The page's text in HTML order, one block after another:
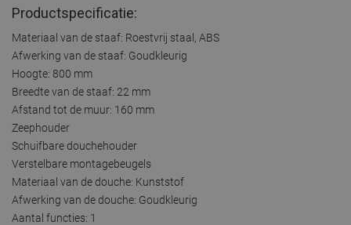
Productspecificatie:
Materiaal van de staaf: Roestvrij staal, ABS
Afwerking van de staaf: Goudkleurig
Hoogte: 800 mm
Breedte van de staaf: 22 mm
Afstand tot de muur: 160 mm
Zeephouder
Schuifbare douchehouder
Verstelbare montagebeugels
Materiaal van de douche: Kunststof
Afwerking van de douche: Goudkleurig
Aantal functies: 1